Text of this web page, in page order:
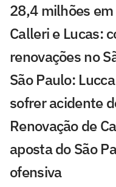
28,4 milhões
Calleri e Lucas:
renovações no
São Paulo:
sofrer acidente
Renovação de
aposta do São
ofensiva